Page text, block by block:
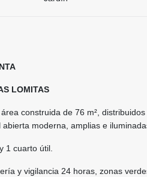
LOMITAS
construida de 76 m²,
moderna, amplias e
1 cuarto útil.
y vigilancia 24 horas, zonas